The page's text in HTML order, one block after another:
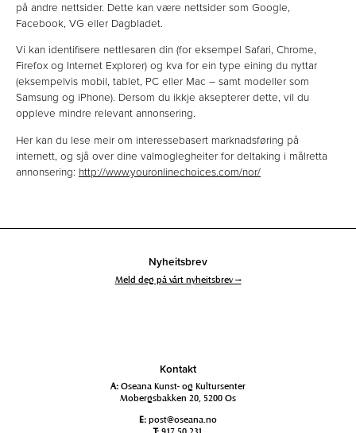
på andre nettsider. Dette kan være nettsider som Google,
Facebook, VG eller Dagbladet.
Vi kan identifisere nettlesaren din (for eksempel Safari, Chrome,
Firefox og Internet Explorer) og kva for ein type eining du nyttar
(eksempelvis mobil, tablet, PC eller Mac – samt modeller som
Samsung og iPhone). Dersom du ikkje aksepterer dette, vil du
oppleve mindre relevant annonsering.
Her kan du lese meir om interessebasert marknadsføring på
internett, og sjå over dine valmoglegheiter for deltaking i målretta
annonsering: http://www.youronlinechoices.com/nor/
Nyheitsbrev
Meld deg på vårt nyheitsbrev →
Kontakt
A: Oseana Kunst- og Kultursenter
Mobergsbakken 20, 5200 Os
E: post@oseana.no